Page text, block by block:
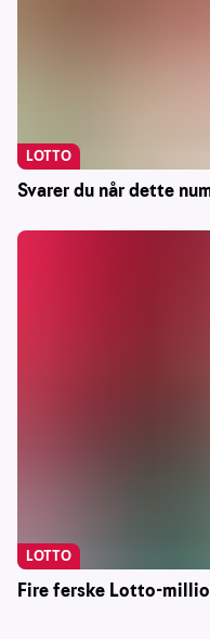
Svarer du når dette
LOTTO
Fire ferske Lotto-
LOTTO